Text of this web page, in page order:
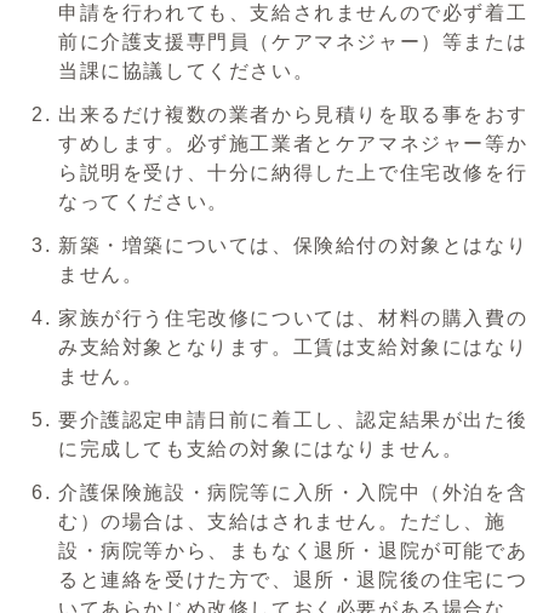
申請を行われても、支給されませんので必ず着工
前に介護支援専門員（ケアマネジャー）等または
当課に協議してください。
出来るだけ複数の業者から見積りを取る事をおす
すめします。必ず施工業者とケアマネジャー等か
ら説明を受け、十分に納得した上で住宅改修を行
なってください。
新築・増築については、保険給付の対象とはなり
ません。
家族が行う住宅改修については、材料の購入費の
み支給対象となります。工賃は支給対象にはなり
ません。
要介護認定申請日前に着工し、認定結果が出た後
に完成しても支給の対象にはなりません。
介護保険施設・病院等に入所・入院中（外泊を含
む）の場合は、支給はされません。ただし、施
設・病院等から、まもなく退所・退院が可能であ
ると連絡を受けた方で、退所・退院後の住宅につ
いてあらかじめ改修しておく必要がある場合な